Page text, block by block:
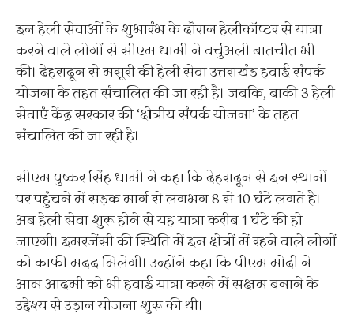
इन हेली सेवाओं के शुभारंभ के दौरान हेलीकॉप्टर से यात्रा
करने वाले लोगों से सीएम धामी ने वर्चुअली बातचीत भी
की। देहरादून से मसूरी की हेली सेवा उत्तराखंड हवाई संपर्क
योजना के तहत संचालित की जा रही है। जबकि, बाकी 3 हेली
सेवाएं केंद्र सरकार की ‘क्षेत्रीय संपर्क योजना’ के तहत
संचालित की जा रही है।
सीएम पुष्कर सिंह धामी ने कहा कि देहरादून से इन स्थानों
पर पहुंचने में सड़क मार्ग से लगभग 8 से 10 घंटे लगते हैं।
अब हेली सेवा शुरू होने से यह यात्रा करीब 1 घंटे की हो
जाएगी। इमरजेंसी की स्थिति में इन क्षेत्रों में रहने वाले लोगों
को काफी मदद मिलेगी। उन्होंने कहा कि पीएम मोदी ने
आम आदमी को भी हवाई यात्रा करने में सक्षम बनाने के
उद्देश्य से उड़ान योजना शुरू की थी।